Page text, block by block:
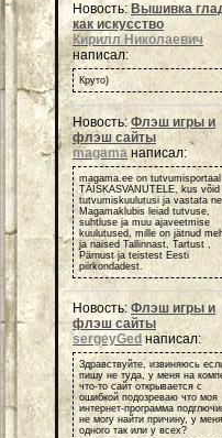
Новость: Вышивка
как искусство
Кирилл Николаевич
написал:
Круто)
Новость: Флэш игры и
флэш сайты
magama написал:
magama.ee on tutvumisportaal
TÄISKASVANUTELE, kus
tutvumiskuulutusi ja vastata
Magamaklubis leiad tutvuse,
suhtluse ja muu ajaveetmise
kuulutused, mille on jätnud
ja naised Tallinnast, Tartust ,
Pärnust ja teistest Eesti
piirkondadest.
Новость: Флэш игры и
флэш сайты
sergeyGed написал:
Здравствуйте, извиняюсь
пишу не туда, у меня на
что-то сайт открывается с
ошибкой подозреваю что моя
интернет-программа
не могу найти причину, у
одного так или у всех?